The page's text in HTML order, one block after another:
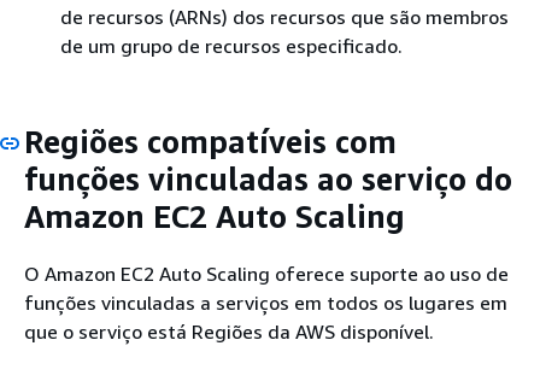
de recursos (ARNs) dos recursos que são membros
de um grupo de recursos especificado.
Regiões compatíveis com
funções vinculadas ao serviço do
Amazon EC2 Auto Scaling
O Amazon EC2 Auto Scaling oferece suporte ao uso de
funções vinculadas a serviços em todos os lugares em
que o serviço está Regiões da AWS disponível.